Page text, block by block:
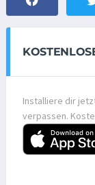
Installiere dir
verpassen.